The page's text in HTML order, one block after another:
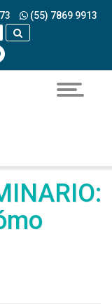
(55) 7869 9913
Toggle